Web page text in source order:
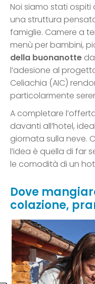
Noi siamo stati ospiti
una struttura
famiglie. Camere a
menù per bambini,
della buonanotte
l’adesione al
Celiachia (AIC)
particolarmente
A completare
davanti all’hotel,
giornata sulla neve.
l’idea è quella di far
le comodità di un
Dove
colazione,